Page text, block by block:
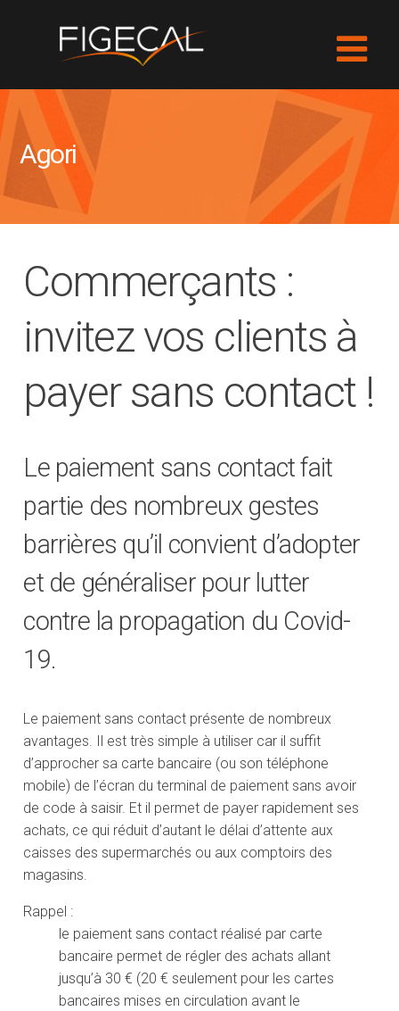
Agori
Commerçants :
invitez vos clients à
payer sans contact !
Le paiement sans contact fait
partie des nombreux gestes
barrières qu’il convient d’adopter
et de généraliser pour lutter
contre la propagation du Covid-
19.
Le paiement sans contact présente de nombreux
avantages. Il est très simple à utiliser car il suffit
d’approcher sa carte bancaire (ou son téléphone
mobile) de l’écran du terminal de paiement sans avoir
de code à saisir. Et il permet de payer rapidement ses
achats, ce qui réduit d’autant le délai d’attente aux
caisses des supermarchés ou aux comptoirs des
magasins.
Rappel :
le paiement sans contact réalisé par carte
bancaire permet de régler des achats allant
jusqu’à 30 € (20 € seulement pour les cartes
bancaires mises en circulation avant le